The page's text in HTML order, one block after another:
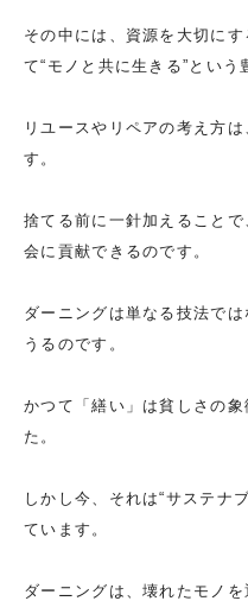
その中には、資源を大切に
て“モノと共に生きる”という
リユースやリペアの考え方
す。
捨てる前に一針加えること
会に貢献できるのです。
ダーニングは単なる技法で
うるのです。
かつて「繕い」は貧しさの
た。
しかし今、それは“サステナ
ています。
ダーニングは、壊れたモノ